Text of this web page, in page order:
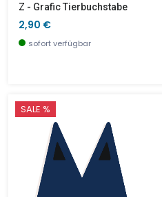
Z - Grafic Tierbuchstabe
2,90 €
sofort verfügbar
SALE %